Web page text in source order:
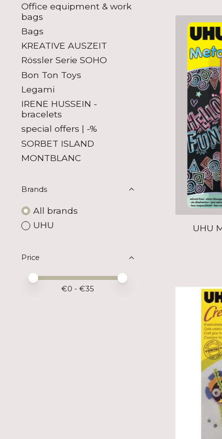
Office equipment & work
bags
Bags
KREATIVE AUSZEIT
Rössler Serie SOHO
Bon Ton Toys
Legami
IRENE HUSSEIN -
bracelets
special offers | -%
SORBET ISLAND
MONTBLANC
Brands
All brands
UHU
Price
Price minimum value
Price maximum value
€0 - €35
UHU